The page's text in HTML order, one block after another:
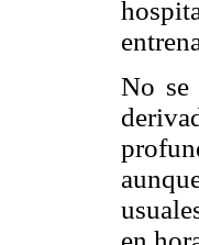
No se